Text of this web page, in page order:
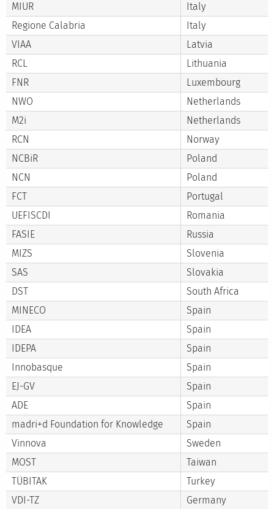
MIUR
Italy
Regione Calabria
Italy
VIAA
Latvia
RCL
Lithuania
FNR
Luxembourg
NWO
Netherlands
M2i
Netherlands
RCN
Norway
NCBiR
Poland
NCN
Poland
FCT
Portugal
UEFISCDI
Romania
FASIE
Russia
MIZS
Slovenia
SAS
Slovakia
DST
South Africa
MINECO
Spain
IDEA
Spain
IDEPA
Spain
Innobasque
Spain
EJ-GV
Spain
ADE
Spain
madri+d Foundation for Knowledge
Spain
Vinnova
Sweden
MOST
Taiwan
TÜBITAK
Turkey
VDI-TZ
Germany